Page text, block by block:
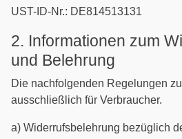
UST-ID-Nr.: DE814513131
2. Informationen zum
und Belehrung
Die nachfolgenden Regelungen
ausschließlich für Verbraucher.
a) Widerrufsbelehrung bezüglich